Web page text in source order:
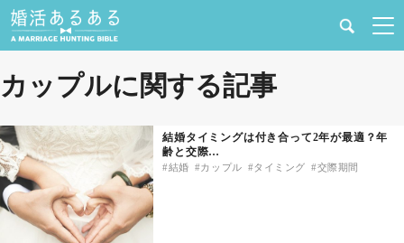
恋愛の悩み
出会い
カップルに関する記事
結婚タイミングは付き合って2年が最適？年
齢と交際…
結婚 カップル タイミング 交際期間